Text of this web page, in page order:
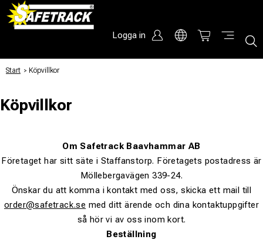
Logga in
Start / Köpvillkor
Köpvillkor
Om Safetrack Baavhammar AB
Företaget har sitt säte i Staffanstorp. Företagets postadress är
Möllebergavägen 339-24.
Önskar du att komma i kontakt med oss, skicka ett mail till
order@safetrack.se med ditt ärende och dina kontaktuppgifter
så hör vi av oss inom kort.
Beställning